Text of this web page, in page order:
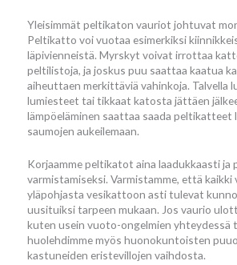
Yleisimmät peltikaton vauriot johtuvat
Peltikatto voi vuotaa esimerkiksi
läpivienneistä. Myrskyt voivat irrottaa
peltilistoja, ja joskus puu saattaa kaatua
aiheuttaen merkittäviä vahinkoja. Talvella
lumiesteet tai tikkaat katosta jättäen
lämpöeläminen saattaa saada peltikatteet
saumojen aukeilemaan.
Korjaamme peltikatot aina laadukkaasti ja
varmistamiseksi. Varmistamme, että
yläpohjasta vesikattoon asti tulevat
uusituiksi tarpeen mukaan. Jos vaurio
kuten usein vuoto-ongelmien yhteydessä
huolehdimme myös huonokuntoisten
kastuneiden eristevillojen vaihdosta.